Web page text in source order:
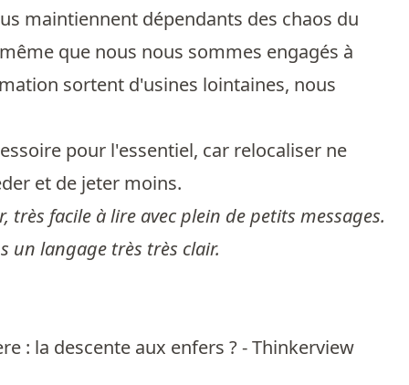
maintiennent dépendants des chaos du
que nous nous sommes engagés à
sortent d'usines lointaines, nous
pour l'essentiel, car relocaliser ne
et de jeter moins.
facile à lire avec plein de petits messages.
un langage très très clair.
: la descente aux enfers ? - Thinkerview